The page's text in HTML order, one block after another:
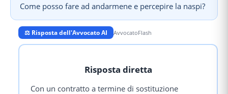
Come posso fare ad andarmene e percepire la naspi?
⚖️ Risposta dell'Avvocato AI AvvocatoFlash
Risposta diretta
Con un contratto a termine di sostituzione